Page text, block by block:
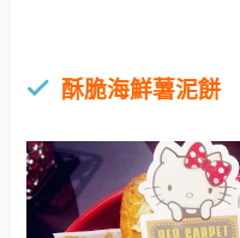
酥脆海鮮薯泥餅